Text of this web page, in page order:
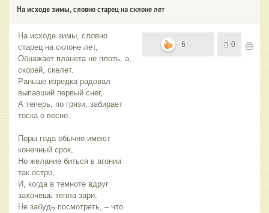
На исходе зимы, словно старец на склоне лет
На исходе зимы, словно
старец на склоне лет,
Обнажает планета не плоть, а,
скорей, скелет.
Раньше изредка радовал
выпавший первый снег,
А теперь, по грязи, забирает
тоска о весне.
Поры года обычно имеют
конечный срок,
Но желание биться в агонии
так остро,
И, когда в темноте вдруг
захочешь тепла зари,
Не забудь посмотреть, – что
6 0